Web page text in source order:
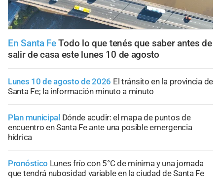
En Santa FeTodo lo que tenés que saber antes de
salir de casa este lunes 10 de agosto
Lunes 10 de agosto de 2026 El tránsito en la provincia de
Santa Fe; la información minuto a minuto
Plan municipal Dónde acudir: el mapa de puntos de
encuentro en Santa Fe ante una posible emergencia
hídrica
Pronóstico Lunes frío con 5°C de mínima y una jornada
que tendrá nubosidad variable en la ciudad de Santa Fe